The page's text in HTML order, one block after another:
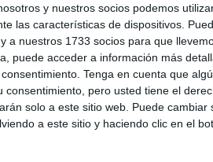
y nuestros socios podemos
las características de dispositivos.
a nuestros 1733 socios para que
puede acceder a información más
Tenga en cuenta que
pero usted tiene el
solo a este sitio web. Puede
a este sitio y haciendo clic en el